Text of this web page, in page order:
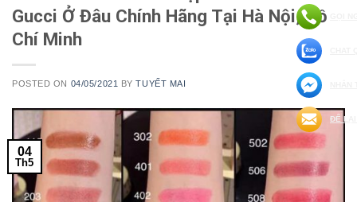
Gucci Ở Đâu Chính Hãng Tại Hà Nội, Hồ
Chí Minh
POSTED ON 04/05/2021 BYTUYẾT MAI
04
Th5
ĐỂ LẠI